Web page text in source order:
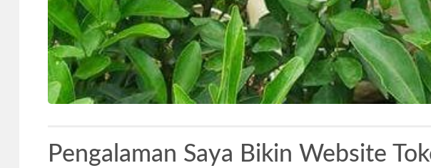
Pengalaman Saya Bikin Website